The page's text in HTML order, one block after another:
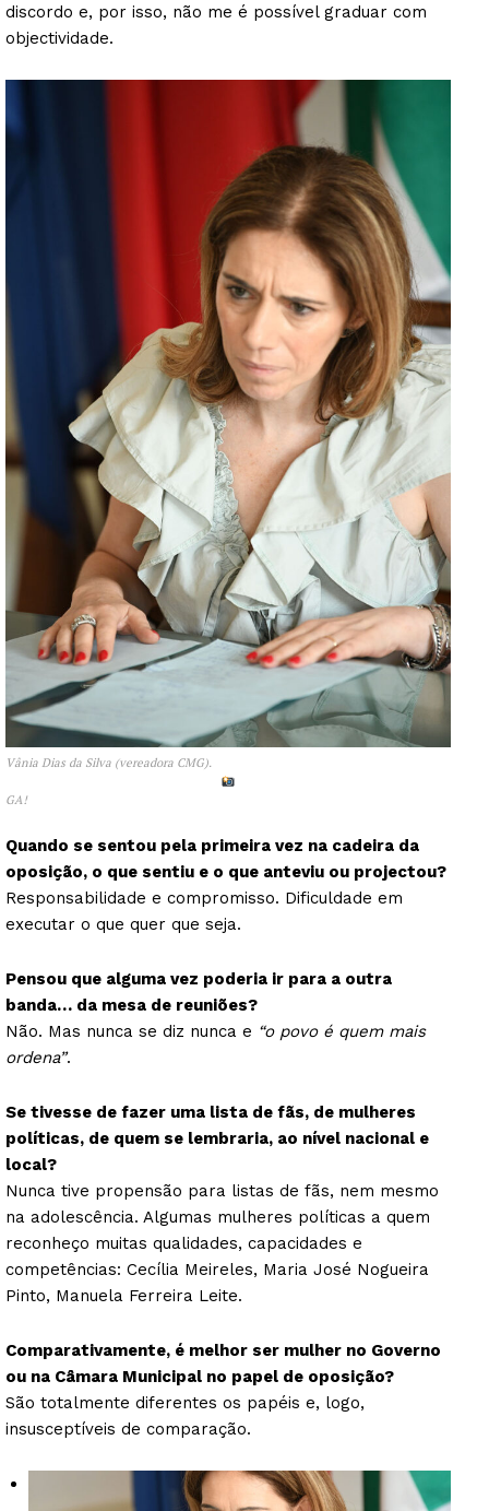
discordo e, por isso, não me é possível graduar com
objectividade.
Vânia Dias da Silva (vereadora CMG).
GA!
Quando se sentou pela primeira vez na cadeira da
oposição, o que sentiu e o que anteviu ou projectou?
Responsabilidade e compromisso. Dificuldade em
executar o que quer que seja.
Pensou que alguma vez poderia ir para a outra
banda… da mesa de reuniões?
Não. Mas nunca se diz nunca e “o povo é quem mais
ordena”.
Se tivesse de fazer uma lista de fãs, de mulheres
políticas, de quem se lembraria, ao nível nacional e
local?
Nunca tive propensão para listas de fãs, nem mesmo
na adolescência. Algumas mulheres políticas a quem
reconheço muitas qualidades, capacidades e
competências: Cecília Meireles, Maria José Nogueira
Pinto, Manuela Ferreira Leite.
Comparativamente, é melhor ser mulher no Governo
ou na Câmara Municipal no papel de oposição?
São totalmente diferentes os papéis e, logo,
insusceptíveis de comparação.